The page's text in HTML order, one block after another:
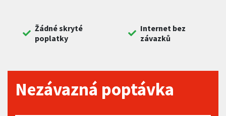
Žádné skryté
poplatky
Internet bez
závazků
Nezávazná poptávka